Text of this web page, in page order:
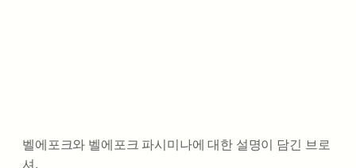
벨에포크와 벨에포크 파시미나에 대한 설명이 담긴 브로
셔,